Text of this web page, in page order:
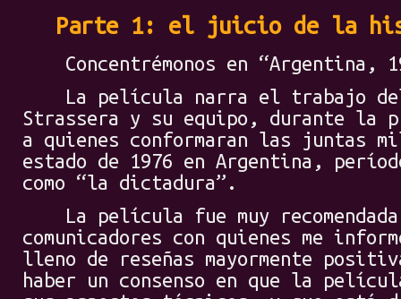
Parte 1: el juicio de la
Concentrémonos en “Argentina,
La película narra el trabajo
Strassera y su equipo, durante
a quienes conformaran las juntas
estado de 1976 en Argentina,
como “la dictadura”.
La película fue muy
comunicadores con quienes me
lleno de reseñas mayormente
haber un consenso en que la